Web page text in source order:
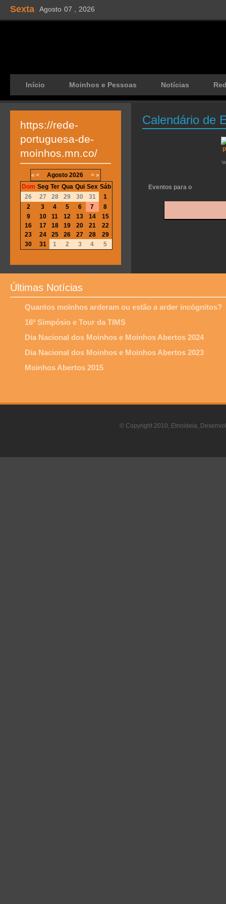
Sexta Agosto 07 , 2026
Início Moinhos e Pessoas Notícias
Calendário de
Eventos para o
https://rede-
portuguesa-de-
moinhos.mn.co/
« < Agosto 2026 > »
Dom Seg Ter Qua Qui Sex Sáb
26
27 28 29 30 31
1
2
3 4 5 6 7
8
9
10 11 12 13 14
15
16
17 18 19 20 21
22
23
24 25 26 27 28
29
30
31 1 2 3 4 5
Últimas Notícias
Quantos moinhos arderam ou estão a arder incógnitos?
16º Simpósio e Tour da TIMS
Dia Nacional dos Moinhos e Moinhos Abertos 2024
Dia Nacional dos Moinhos e Moinhos Abertos 2023
Moinhos Abertos 2015
© Copyright 2010, Etnoideia,